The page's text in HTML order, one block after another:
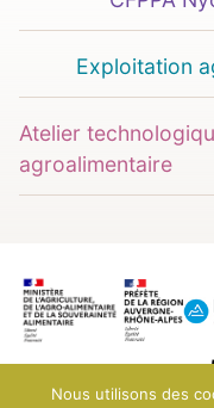
Exploitation
Atelier
agroalimentaire
Nous utilisons des